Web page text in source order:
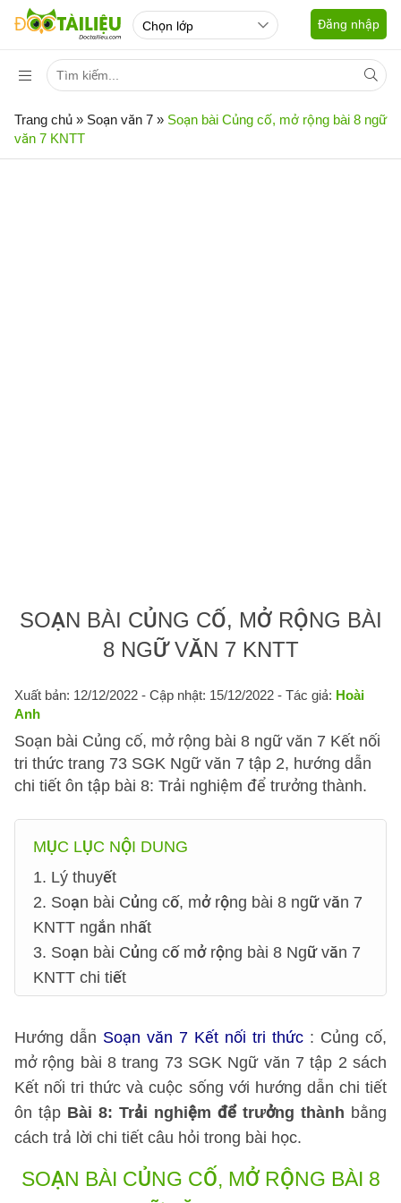
Đăng nhập
Trang chủ » Soạn văn 7 » Soạn bài Củng cố, mở rộng bài 8 ngữ
văn 7 KNTT
SOẠN BÀI CỦNG CỐ, MỞ RỘNG BÀI
8 NGỮ VĂN 7 KNTT
Xuất bản: 12/12/2022 - Cập nhật: 15/12/2022 - Tác giả: Hoài
Anh
Soạn bài Củng cố, mở rộng bài 8 ngữ văn 7 Kết nối
tri thức trang 73 SGK Ngữ văn 7 tập 2, hướng dẫn
chi tiết ôn tập bài 8: Trải nghiệm để trưởng thành.
MỤC LỤC NỘI DUNG
1. Lý thuyết
2. Soạn bài Củng cố, mở rộng bài 8 ngữ văn 7
KNTT ngắn nhất
3. Soạn bài Củng cố mở rộng bài 8 Ngữ văn 7
KNTT chi tiết
Hướng dẫn Soạn văn 7 Kết nối tri thức : Củng cố,
mở rộng bài 8 trang 73 SGK Ngữ văn 7 tập 2 sách
Kết nối tri thức và cuộc sống với hướng dẫn chi tiết
ôn tập Bài 8: Trải nghiệm để trưởng thành bằng
cách trả lời chi tiết câu hỏi trong bài học.
SOẠN BÀI CỦNG CỐ, MỞ RỘNG BÀI 8